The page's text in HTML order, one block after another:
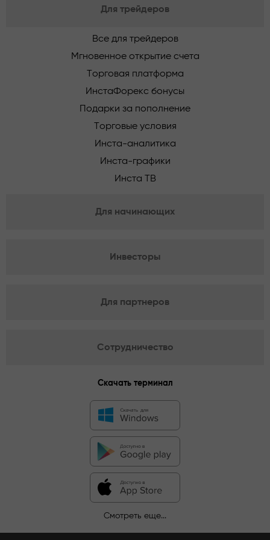
Для трейдеров
Все для трейдеров
Мгновенное открытие счета
Торговая платформа
ИнстаФорекс бонусы
Подарки за пополнение
Торговые условия
Инста-аналитика
Инста-графики
Инста ТВ
Для начинающих
Инвесторы
Для партнеров
Сотрудничество
Скачать терминал
Смотреть еще...